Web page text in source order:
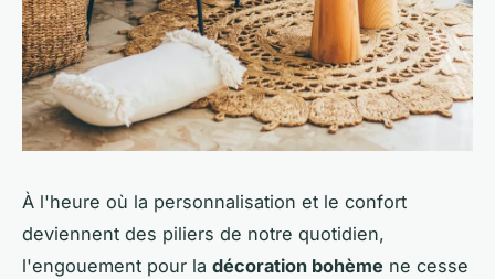
À l'heure où la personnalisation et le confort
deviennent des piliers de notre quotidien,
l'engouement pour la décoration bohème ne cesse